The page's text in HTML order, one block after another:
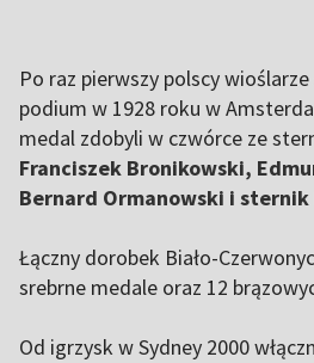
Po raz pierwszy polscy
podium w 1928 roku w
medal zdobyli w czwórce ze
Franciszek Bronikowski,
Bernard Ormanowski i sternik
Łączny dorobek Biało-
srebrne medale oraz 12
Od igrzysk w Sydney 2000